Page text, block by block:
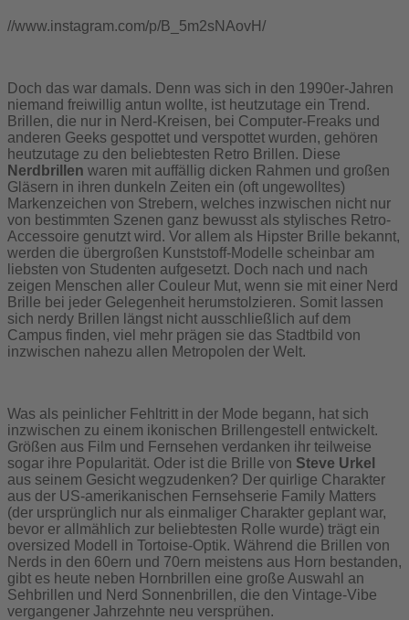
//www.instagram.com/p/B_5m2sNAovH/
Doch das war damals. Denn was sich in den 1990er-Jahren
niemand freiwillig antun wollte, ist heutzutage ein Trend.
Brillen, die nur in Nerd-Kreisen, bei Computer-Freaks und
anderen Geeks gespottet und verspottet wurden, gehören
heutzutage zu den beliebtesten Retro Brillen. Diese
Nerdbrillen waren mit auffällig dicken Rahmen und großen
Gläsern in ihren dunkeln Zeiten ein (oft ungewolltes)
Markenzeichen von Strebern, welches inzwischen nicht nur
von bestimmten Szenen ganz bewusst als stylisches Retro-
Accessoire genutzt wird. Vor allem als Hipster Brille bekannt,
werden die übergroßen Kunststoff-Modelle scheinbar am
liebsten von Studenten aufgesetzt. Doch nach und nach
zeigen Menschen aller Couleur Mut, wenn sie mit einer Nerd
Brille bei jeder Gelegenheit herumstolzieren. Somit lassen
sich nerdy Brillen längst nicht ausschließlich auf dem
Campus finden, viel mehr prägen sie das Stadtbild von
inzwischen nahezu allen Metropolen der Welt.
Was als peinlicher Fehltritt in der Mode begann, hat sich
inzwischen zu einem ikonischen Brillengestell entwickelt.
Größen aus Film und Fernsehen verdanken ihr teilweise
sogar ihre Popularität. Oder ist die Brille von Steve Urkel
aus seinem Gesicht wegzudenken? Der quirlige Charakter
aus der US-amerikanischen Fernsehserie Family Matters
(der ursprünglich nur als einmaliger Charakter geplant war,
bevor er allmählich zur beliebtesten Rolle wurde) trägt ein
oversized Modell in Tortoise-Optik. Während die Brillen von
Nerds in den 60ern und 70ern meistens aus Horn bestanden,
gibt es heute neben Hornbrillen eine große Auswahl an
Sehbrillen und Nerd Sonnenbrillen, die den Vintage-Vibe
vergangener Jahrzehnte neu versprühen.